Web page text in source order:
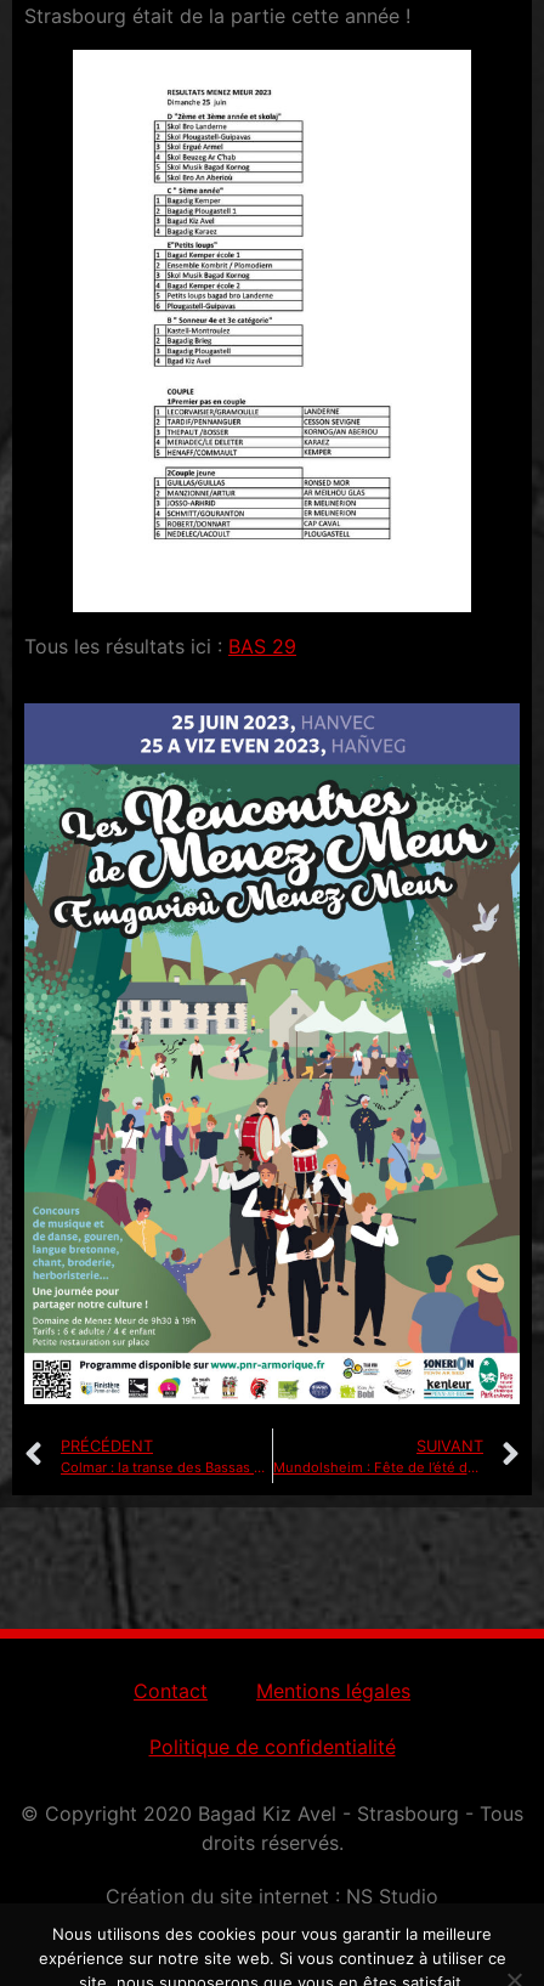
Strasbourg était de la partie cette année !
Tous les résultats ici : BAS 29
PRÉCÉDENT
Colmar : la transe des Bassas et celle des Galvachers
SUIVANT
Mundolsheim : Fête de l’été dans le nouveau parc
Contact Mentions légales
Politique de confidentialité
© Copyright 2020 Bagad Kiz Avel - Strasbourg - Tous
droits réservés.
Création du site internet : NS Studio
Nous utilisons des cookies pour vous garantir la meilleure
expérience sur notre site web. Si vous continuez à utiliser ce